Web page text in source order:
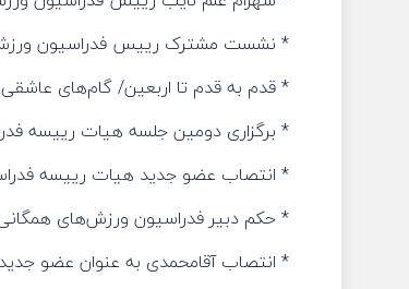
* نشست مشترک رییس فدراسیون
* قدم به قدم تا اربعین/ گام‌های
* برگزاری دومین جلسه هیات رییسه فدراسیون ورزش‌های همگانی در سال
* انتصاب عضو جدید هیات رییسه
* حکم دبیر فدراسیون ورزش‌های
* انتصاب آقامحمدی به عنوان عضو